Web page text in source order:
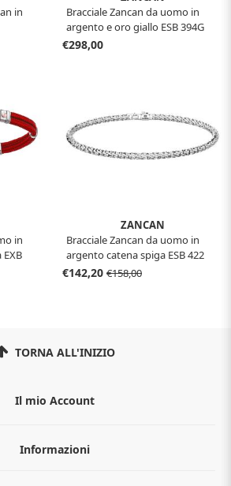
in
Bracciale Zancan da uomo in
argento e oro giallo ESB 394G
€298,00
in
ZANCAN
Bracciale Zancan da uomo in
argento catena spiga ESB 422
€142,20 €158,00
TORNA ALL'INIZIO
Il mio Account
Informazioni